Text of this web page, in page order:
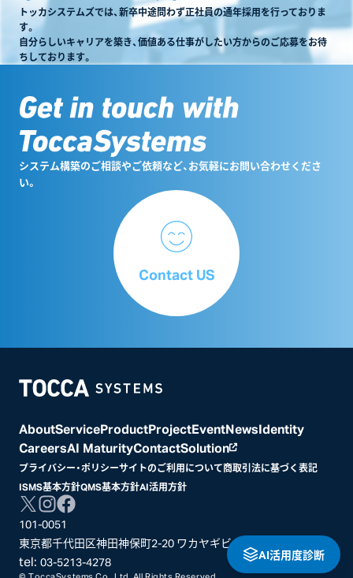
トッカシステムズでは、新卒中途問わず正社員の通年採用を行っておりま
す。
自分らしいキャリアを築き、価値ある仕事がしたい方からのご応募をお待
ちしております。
システム構築のご相談やご依頼など、お気軽にお問い合わせくださ
い。
Contact US
Home
AboutServiceProductProjectEventNewsIdentity
CareersAI MaturityContactSolution
プライバシー・ポリシーサイトのご利用について商取引法に基づく表記
ISMS基本方針QMS基本方針AI活用方針
101-0051
東京都千代田区神田神保町2-20 ワカヤギビル3階
tel: 03-5213-4278 AI活用度診断